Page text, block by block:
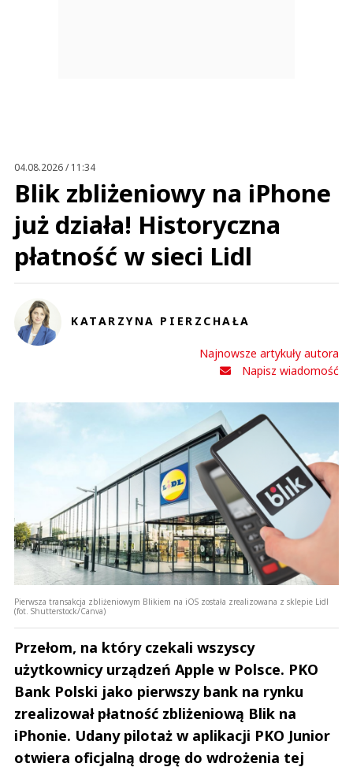
04.08.2026 / 11:34
Blik zbliżeniowy na iPhone
już działa! Historyczna
płatność w sieci Lidl
KATARZYNA PIERZCHAŁA
Najnowsze artykuły autora
Napisz wiadomość
Pierwsza transakcja zbliżeniowym Blikiem na iOS została zrealizowana z sklepie Lidl
(fot. Shutterstock/Canva)
Przełom, na który czekali wszyscy
użytkownicy urządzeń Apple w Polsce. PKO
Bank Polski jako pierwszy bank na rynku
zrealizował płatność zbliżeniową Blik na
iPhonie. Udany pilotaż w aplikacji PKO Junior
otwiera oficjalną drogę do wdrożenia tej